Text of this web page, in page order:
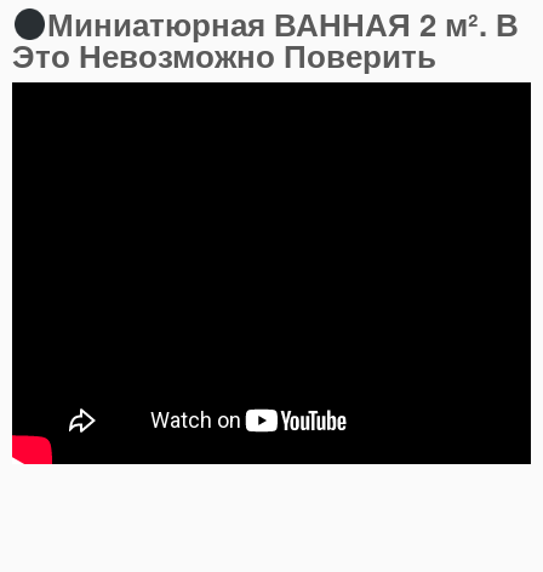
Миниатюрная ВАННАЯ 2 м². В
Это Невозможно Поверить